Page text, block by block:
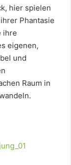
hier spielen
Phantasie
ihre
eigenen,
und
Raum in